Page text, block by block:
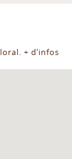
+ d’infos